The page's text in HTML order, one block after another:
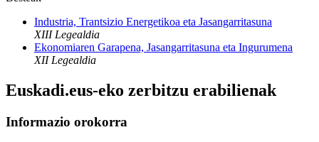
Industria, Trantsizio Energetikoa eta Jasangarritasuna
XIII Legealdia
Ekonomiaren Garapena, Jasangarritasuna eta Ingurumena
XII Legealdia
Euskadi.eus-eko zerbitzu erabilienak
Informazio orokorra